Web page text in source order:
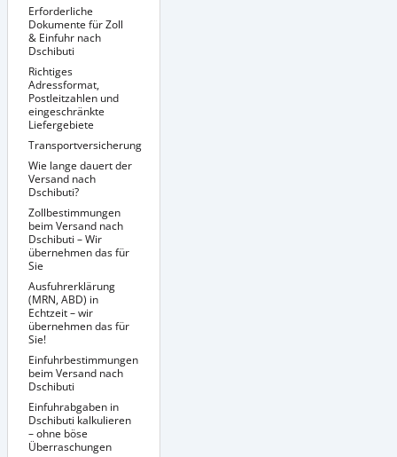
Erforderliche
Dokumente für Zoll
& Einfuhr nach
Dschibuti
Richtiges
Adressformat,
Postleitzahlen und
eingeschränkte
Liefergebiete
Richtige Verpackung
Sendungsverfolgung
/ Tracking &
Dokumentenmanagement
Transportversicherung
Wie lange dauert der
Versand nach
Dschibuti?
Zollbestimmungen
beim Versand nach
Dschibuti – Wir
übernehmen das für
Sie
Ausfuhrerklärung
(MRN, ABD) in
Echtzeit – wir
übernehmen das für
Sie!
Einfuhrbestimmungen
beim Versand nach
Dschibuti
Besondere
Versandbedingungen
für bestimmte
Produkte nach
Einfuhrabgaben in
Dschibuti kalkulieren
– ohne böse
Überraschungen